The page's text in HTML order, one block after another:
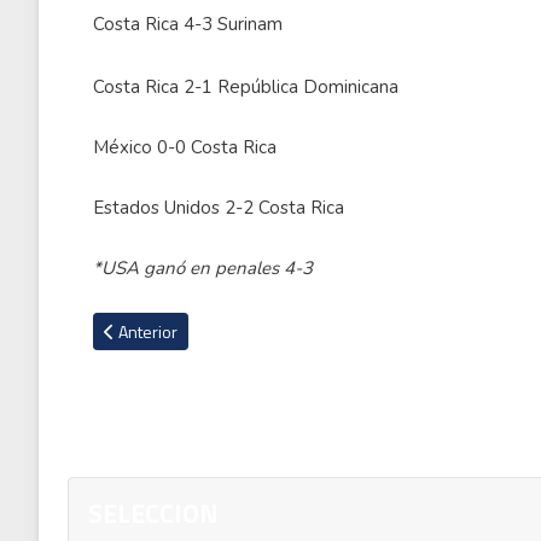
Costa Rica 4-3 Surinam
Costa Rica 2-1 República Dominicana
México 0-0 Costa Rica
Estados Unidos 2-2 Costa Rica
*USA ganó en penales 4-3
Artículo anterior: VIDEO: Tim Krul revive la noche que
Anterior